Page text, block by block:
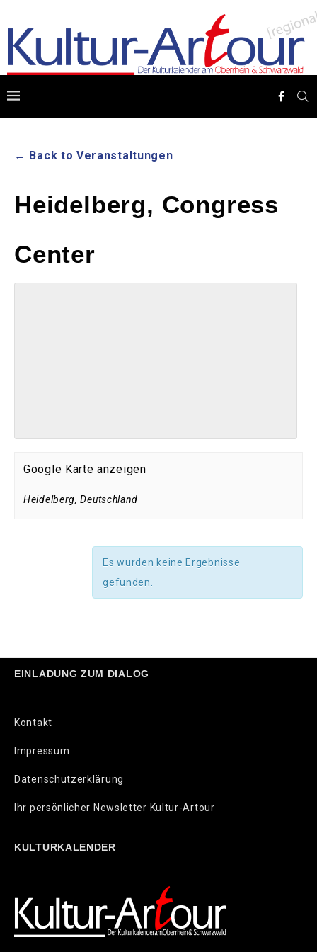
← Back to Veranstaltungen
Heidelberg, Congress
Center
Google Karte anzeigen
Heidelberg, Deutschland
Es wurden keine Ergebnisse
gefunden.
EINLADUNG ZUM DIALOG
Kontakt
Impressum
Datenschutzerklärung
Ihr persönlicher Newsletter Kultur-Artour
KULTURKALENDER